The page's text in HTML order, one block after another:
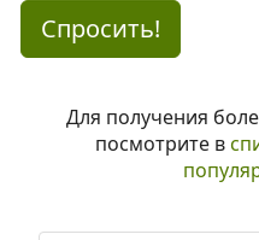
Спросить!
Для получения
посмотрите в